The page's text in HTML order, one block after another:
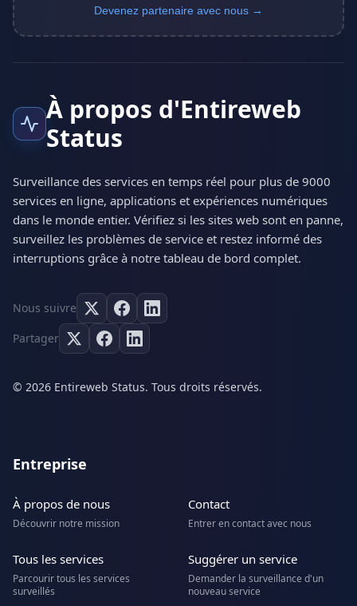
Devenez partenaire avec nous →
À propos d'Entireweb
Status
Surveillance des services en temps réel pour plus de 9000
services en ligne, applications et expériences numériques
dans le monde entier. Vérifiez si les sites web sont en panne,
surveillez les problèmes de service et restez informé des
interruptions grâce à notre tableau de bord complet.
Nous suivre
Partager
© 2026 Entireweb Status. Tous droits réservés.
Entreprise
À propos de nous
Découvrir notre mission
Contact
Entrer en contact avec nous
Tous les services
Parcourir tous les services
surveillés
Suggérer un service
Demander la surveillance d'un
nouveau service